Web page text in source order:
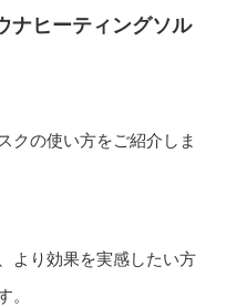
ナヒーティングソル
クの使い方をご紹介しま
より効果を実感したい方
。